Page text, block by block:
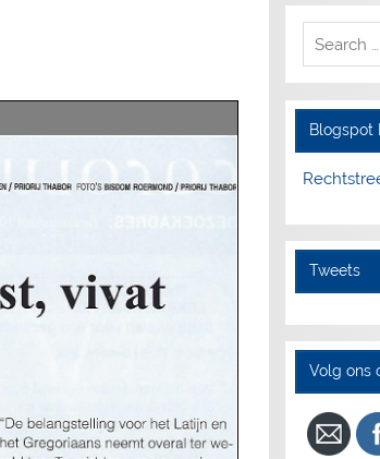
Blogspot
Tweets
Volg ons